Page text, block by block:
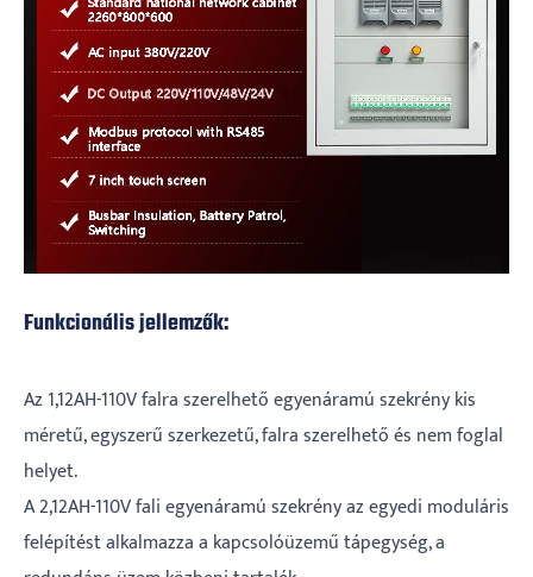
Funkcionális jellemzők:
Az 1,12AH-110V falra szerelhető egyenáramú szekrény kis
méretű, egyszerű szerkezetű, falra szerelhető és nem foglal
helyet.
A 2,12AH-110V fali egyenáramú szekrény az egyedi moduláris
felépítést alkalmazza a kapcsolóüzemű tápegység, a